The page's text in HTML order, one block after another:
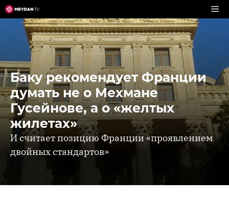
Перейти
к
содержимому
Баку рекомендует Франции
думать не о Мехмане
Гусейнове, а о «желтых
жилетах»
И считает позицию Франции «проявлением
двойных стандартов»